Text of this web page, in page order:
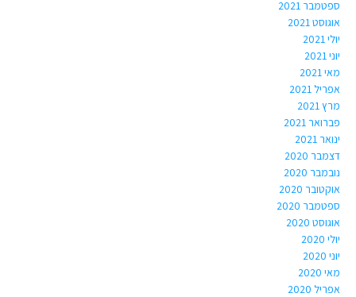
ספטמבר 2021
אוגוסט 2021
יולי 2021
יוני 2021
מאי 2021
אפריל 2021
מרץ 2021
פברואר 2021
ינואר 2021
דצמבר 2020
נובמבר 2020
אוקטובר 2020
ספטמבר 2020
אוגוסט 2020
יולי 2020
יוני 2020
מאי 2020
אפריל 2020